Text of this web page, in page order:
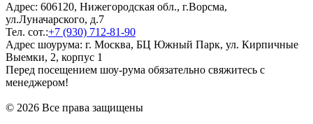
Адрес: 606120, Нижегородская обл., г.Ворсма,
ул.Луначарского, д.7
Тел. сот.:+7 (930) 712-81-90
Адрес шоурума: г. Москва, БЦ Южный Парк, ул. Кирпичные
Выемки, 2, корпус 1
Перед посещением шоу-рума обязательно свяжитесь с
менеджером!
© 2026 Все права защищены